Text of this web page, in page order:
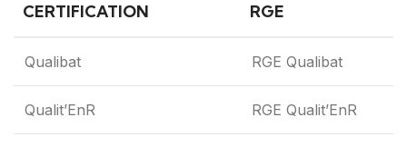
CERTIFICATION
RGE
Qualibat RGE Qualibat
Qualit’EnR RGE Qualit’EnR